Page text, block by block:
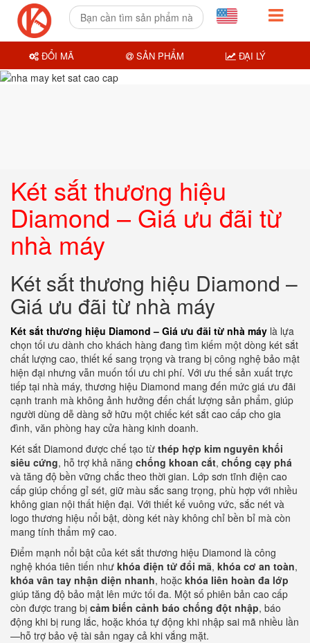
Két sắt thương hiệu
Diamond – Giá ưu đãi từ
nhà máy
Két sắt thương hiệu Diamond –
Giá ưu đãi từ nhà máy
Két sắt thương hiệu Diamond – Giá ưu đãi từ nhà máy là lựa
chọn tối ưu dành cho khách hàng đang tìm kiếm một dòng két sắt
chất lượng cao, thiết kế sang trọng và trang bị công nghệ bảo mật
hiện đại nhưng vẫn muốn tối ưu chi phí. Với ưu thế sản xuất trực
tiếp tại nhà máy, thương hiệu Diamond mang đến mức giá ưu đãi
cạnh tranh mà không ảnh hưởng đến chất lượng sản phẩm, giúp
người dùng dễ dàng sở hữu một chiếc két sắt cao cấp cho gia
đình, văn phòng hay cửa hàng kinh doanh.
Két sắt Diamond được chế tạo từ thép hợp kim nguyên khối
siêu cứng, hỗ trợ khả năng chống khoan cắt, chống cạy phá
và tăng độ bền vững chắc theo thời gian. Lớp sơn tĩnh điện cao
cấp giúp chống gỉ sét, giữ màu sắc sang trọng, phù hợp với nhiều
không gian nội thất hiện đại. Với thiết kế vuông vức, sắc nét và
logo thương hiệu nổi bật, dòng két này không chỉ bền bỉ mà còn
mang tính thẩm mỹ cao.
Điểm mạnh nổi bật của két sắt thương hiệu Diamond là công
nghệ khóa tiên tiến như khóa điện tử đổi mã, khóa cơ an toàn,
khóa vân tay nhận diện nhanh, hoặc khóa liên hoàn đa lớp
giúp tăng độ bảo mật lên mức tối đa. Một số phiên bản cao cấp
còn được trang bị cảm biến cảnh báo chống đột nhập, báo
động khi bị rung lắc, hoặc khóa tự động khi nhập sai mã nhiều lần
—hỗ trợ bảo vệ tài sản ngay cả khi vắng mặt.
ĐỔI MÃ SẢN PHẨM ĐẠI LÝ